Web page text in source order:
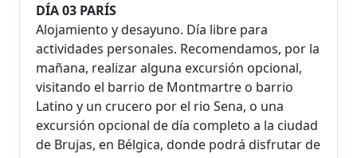
DÍA 03 PARÍS
Alojamiento y desayuno. Día libre para
actividades personales. Recomendamos, por la
mañana, realizar alguna excursión opcional,
visitando el barrio de Montmartre o barrio
Latino y un crucero por el rio Sena, o una
excursión opcional de día completo a la ciudad
de Brujas, en Bélgica, donde podrá disfrutar de